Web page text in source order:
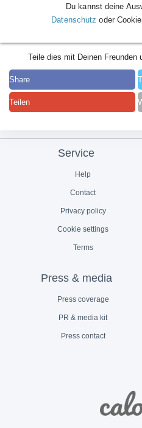
Teile dies mit Deinen Freunden
Share
Teilen
Service
Help
Contact
Privacy policy
Cookie settings
Terms
Press & media
Press coverage
PR & media kit
Press contact
Du kannst deine
Datenschutz oder